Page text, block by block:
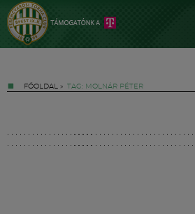
FŐOLDAL » TAG: MOLNÁR PÉTER